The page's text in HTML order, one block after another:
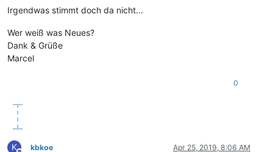
Irgendwas stimmt doch da nicht...
Wer weiß was Neues?
Dank & Grüße
Marcel
0
K kbkoe Apr 25, 2019, 8:06 AM